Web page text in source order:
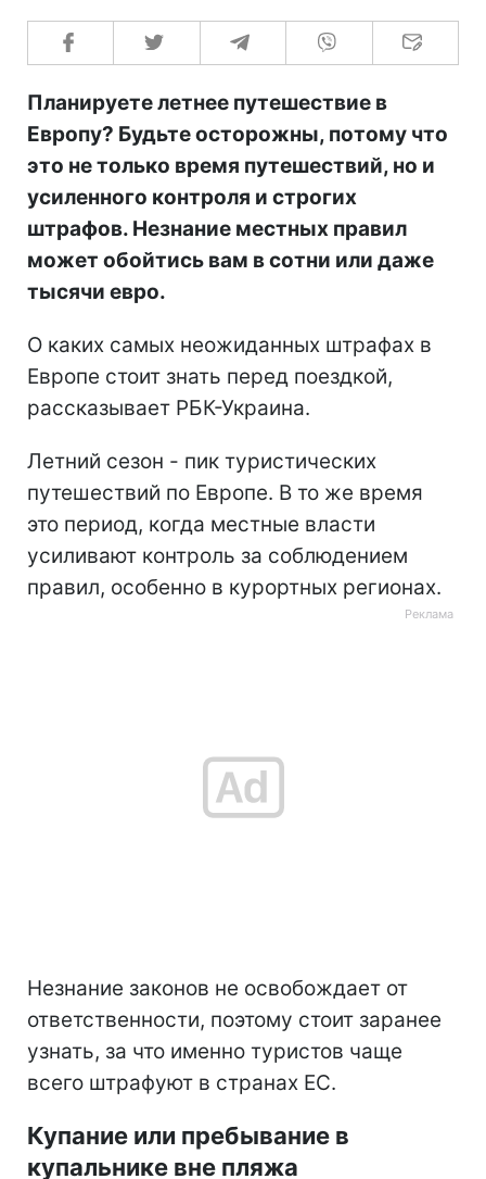
Планируете летнее путешествие в
Европу? Будьте осторожны, потому что
это не только время путешествий, но и
усиленного контроля и строгих
штрафов. Незнание местных правил
может обойтись вам в сотни или даже
тысячи евро.
О каких самых неожиданных штрафах в
Европе стоит знать перед поездкой,
рассказывает РБК-Украина.
Летний сезон - пик туристических
путешествий по Европе. В то же время
это период, когда местные власти
усиливают контроль за соблюдением
правил, особенно в курортных регионах.
Незнание законов не освобождает от
ответственности, поэтому стоит заранее
узнать, за что именно туристов чаще
всего штрафуют в странах ЕС.
Купание или пребывание в
купальнике вне пляжа